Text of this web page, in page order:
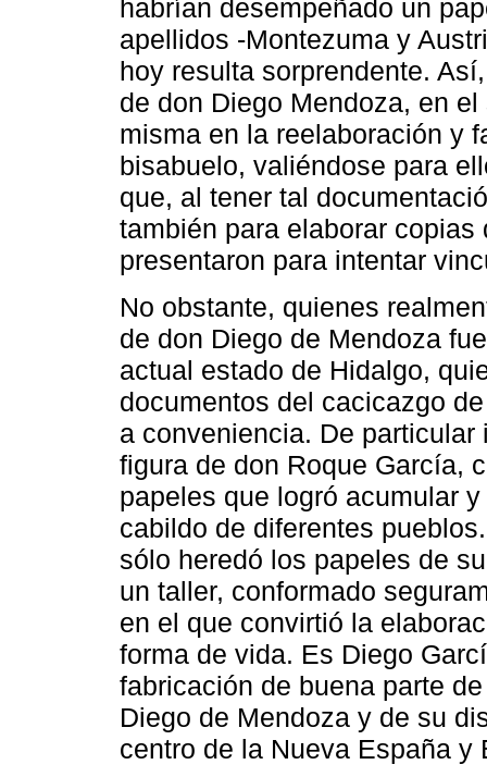
habrían desempeñado un
apellidos -Montezuma y
hoy resulta sorprendente.
de don Diego Mendoza, en
misma en la reelaboración y
bisabuelo, valiéndose para
que, al tener tal
también para elaborar
presentaron para intentar
No obstante, quienes
de don Diego de Mendoza
actual estado de Hidalgo,
documentos del cacicazgo
a conveniencia. De
figura de don Roque García,
papeles que logró acumular
cabildo de diferentes
sólo heredó los papeles de
un taller, conformado
en el que convirtió la
forma de vida. Es Diego
fabricación de buena parte
Diego de Mendoza y de su
centro de la Nueva España y